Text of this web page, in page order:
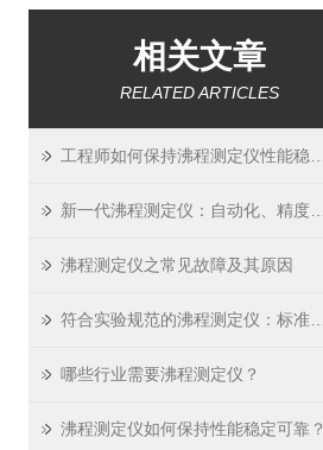
相关文章
RELATED ARTICLES
沸程测定仪之常见故障及其原因
哪些行业需要沸程测定仪？
沸程测定仪如何保持性能稳定可靠？